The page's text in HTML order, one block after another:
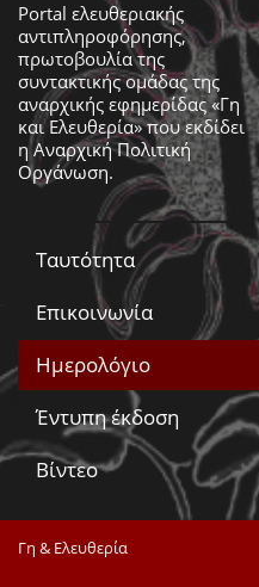
Portal ελευθεριακής
αντιπληροφόρησης,
πρωτοβουλία της
συντακτικής ομάδας της
αναρχικής εφημερίδας «Γη
και Ελευθερία» που εκδίδει
ηΑναρχική Πολιτική
Οργάνωση.
Ταυτότητα
Επικοινωνία
Ημερολόγιο
Έντυπη έκδοση
Βίντεο
Γη & Ελευθερία